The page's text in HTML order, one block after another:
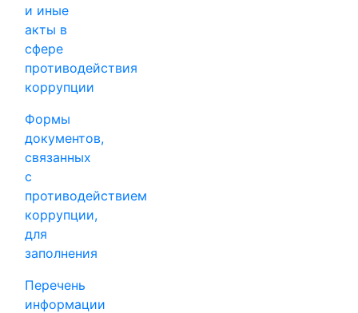
и иные
акты в
сфере
противодействия
коррупции
Формы
документов,
связанных
с
противодействием
коррупции,
для
заполнения
Перечень
информации